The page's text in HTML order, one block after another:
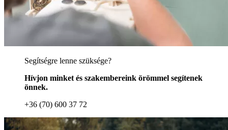
Segítségre lenne szüksége?
Hívjon minket és szakembereink örömmel segítenek
önnek.
+36 (70) 600 37 72